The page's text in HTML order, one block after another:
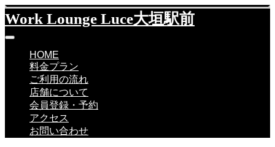
Work Lounge Luce大垣駅前
HOME
料金プラン
ご利用の流れ
店舗について
会員登録・予約
アクセス
お問い合わせ